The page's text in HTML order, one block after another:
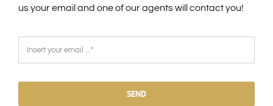
us your email and one of our agents will contact you!
SEND